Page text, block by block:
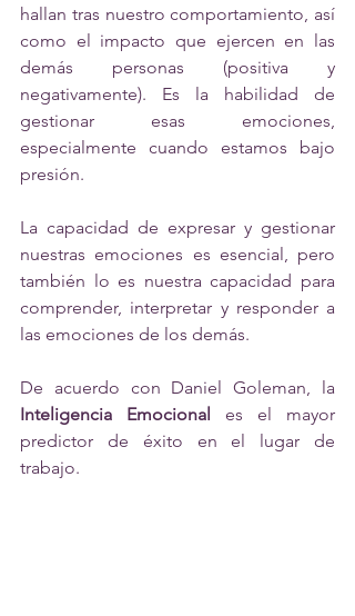
hallan tras nuestro comportamiento, así
como el impacto que ejercen en las
demás personas (positiva y
negativamente). Es la habilidad de
gestionar esas emociones,
especialmente cuando estamos bajo
presión.
La capacidad de expresar y gestionar
nuestras emociones es esencial, pero
también lo es nuestra capacidad para
comprender, interpretar y responder a
las emociones de los demás.
Inteligencia Emocional
es el mayor
predictor de éxito en el lugar de
trabajo.